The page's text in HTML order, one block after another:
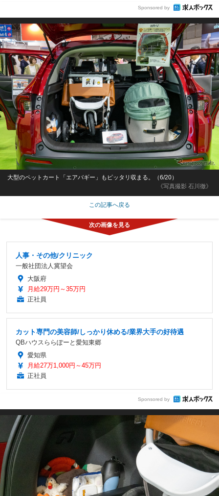
Sponsored by
《写真撮影 石川徹》
大型のペットカート「エアバギー」もピッタリ収まる。（6/20）
この記事へ戻る
人事・その他/クリニック
一般社団法人冀望会
大阪府
月給29万円～35万円
正社員
カット専門の美容師/しっかり休める/業界大手の好待遇
QBハウスららぽーと愛知東郷
愛知県
月給27万1,000円～45万円
正社員
Sponsored by